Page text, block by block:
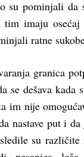
su pominjali
imaju
ratne
granica
se dešava
im nije
nastave put i
su različite